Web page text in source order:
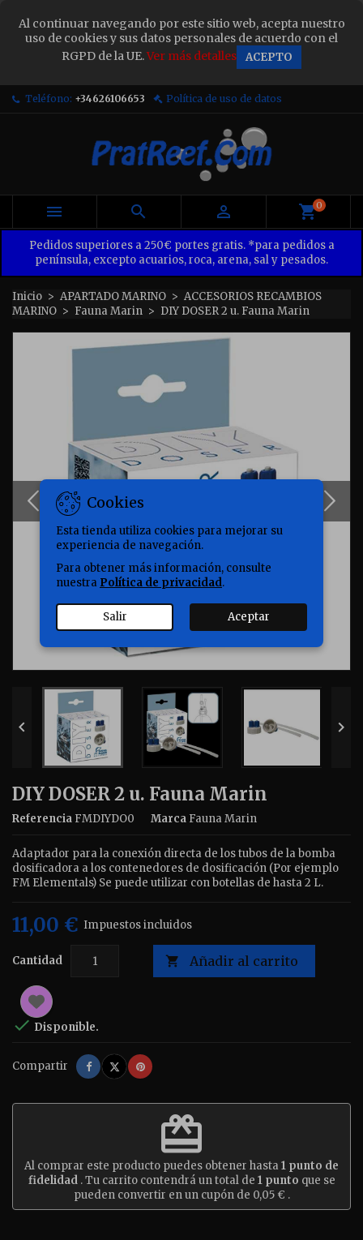
Al continuar navegando por este sitio web, acepta nuestro
uso de cookies y sus datos personales de acuerdo con el
RGPD de la UE.Ver más detalles ACEPTO
Teléfono: +34626106653 Política de uso de datos
   0
Pedidos superiores a 250€ portes gratis. *para pedidos a
península, excepto acuarios, roca, arena, sal y pesados.
Inicio APARTADO MARINO
ACCESORIOS RECAMBIOS
MARINO
Fauna Marin DIY DOSER 2 u. Fauna Marin
 
DIY DOSER 2 u. Fauna Marin
Referencia FMDIYDO0 Marca Fauna Marin
Adaptador para la conexión directa de los tubos de la bomba
dosificadora a los contenedores de dosificación (Por ejemplo
FM Elementals) Se puede utilizar con botellas de hasta 2 L.
11,00 € Impuestos incluidos
Cantidad  Añadir al carrito
 Disponible.
Compartir Compartir
TuitearPinterest
redeem
Al comprar este producto puedes obtener hasta1 punto de
fidelidad. Tu carrito contendrá un total de 1punto que se
pueden convertir en un cupón de 0,05 € .
Cookies
Esta tienda utiliza cookies para mejorar su
experiencia de navegación.
Para obtener más información, consulte
nuestra Política de privacidad.
Salir Aceptar
Sign in ×
You need to be logged in to save products in your
wish list.